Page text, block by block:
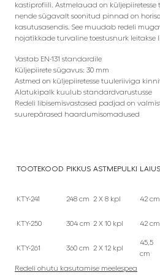
kastiprofiili. Astmelauad on
nende sügavalt soonitud pinnad on
kasutusasendis. See muudab redeli
nojatikkade turvaline toestusnurk leitakse
Vastab EN-131 standardile
Küljepiirete sügavus: 30 mm
Astmed on küljepiiretesse tuuleriiviga
Alatukipalk kuulub standardvarustusse
Redeli libisemisvastased padjad on
suurepärased haardumisomadused
TOOTEKOOD PIKKUS ASTMEPULKI LAIUS
KTY-241 248 cm 2 X 8 kpl 42 cm
KTY-250 304 cm 2 X 10 kpl 42 cm
KTY-261 360 cm 2 X 12 kpl
45,5
cm
Redeli ohutu kasutamise meelespea